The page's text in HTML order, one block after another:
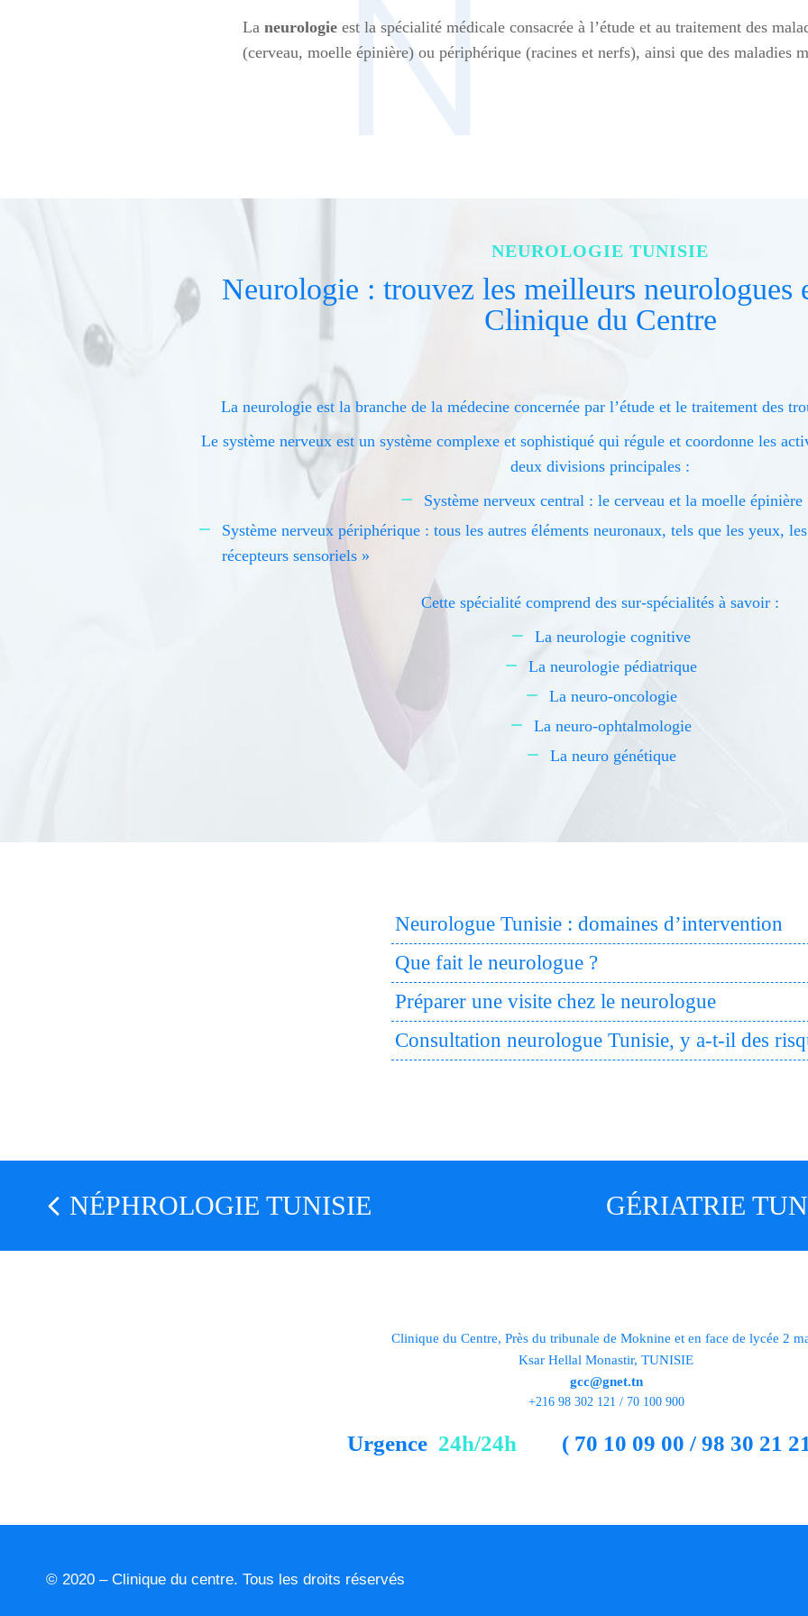
La neurologieest la spécialité médicale consacrée à l’étude et au traitement des
(cerveau, moelle épinière) ou périphérique (racines et nerfs), ainsi que des maladies
NEUROLOGIE TUNISIE
Neurologie : trouvez les meilleurs neurologues
Clinique du Centre
La neurologie est la branche de la médecine concernée par l’étude et le traitement des
Le système nerveux est un système complexe et sophistiqué qui régule et coordonne les
deux divisions principales :
Système nerveux central : le cerveau et la moelle épinière
Système nerveux périphérique : tous les autres éléments neuronaux, tels que les yeux,
récepteurs sensoriels »
Cette spécialité comprend des sur-spécialités à savoir :
La neurologie cognitive
La neurologie pédiatrique
La neuro-oncologie
La neuro-ophtalmologie
La neuro génétique
Neurologue Tunisie : domaines d’intervention
Que fait le neurologue ?
Préparer une visite chez le neurologue
Consultation neurologue Tunisie, y a-t-il des
NÉPHROLOGIE TUNISIE GÉRIATRIE
Clinique du Centre, Près du tribunale de Moknine et en face de lycée 2
Ksar Hellal Monastir, TUNISIE
gcc@gnet.tn
+216 98 302 121 / 70 100 900
Urgence 24h/24h ( 70 10 09 00 / 98 30 21
© 2020 – Clinique du centre. Tous les droits réservés